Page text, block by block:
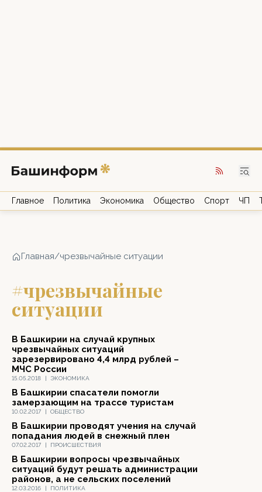
Главное Политика Экономика Общество Спорт ЧП
Главная/чрезвычайные ситуации
#чрезвычайные
ситуации
15.05.2018 | ЭКОНОМИКА
В Башкирии на случай крупных
чрезвычайных ситуаций
зарезервировано 4,4 млрд рублей –
МЧС России
10.02.2017 | ОБЩЕСТВО
В Башкирии спасатели помогли
замерзающим на трассе туристам
07.02.2017 | ПРОИСШЕСТВИЯ
В Башкирии проводят учения на случай
попадания людей в снежный плен
12.03.2016 | ПОЛИТИКА
В Башкирии вопросы чрезвычайных
ситуаций будут решать администрации
районов, а не сельских поселений